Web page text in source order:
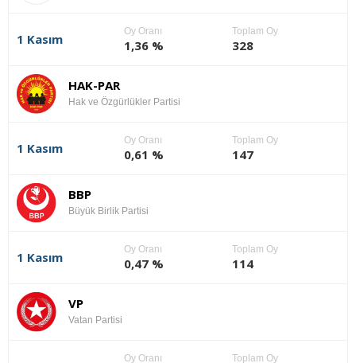
1 Kasım
Oy Oranı
1,36 %
Toplam Oy
328
HAK-PAR
Hak ve Özgürlükler Partisi
1 Kasım
Oy Oranı
0,61 %
Toplam Oy
147
BBP
Büyük Birlik Partisi
1 Kasım
Oy Oranı
0,47 %
Toplam Oy
114
VP
Vatan Partisi
Oy Oranı Toplam Oy